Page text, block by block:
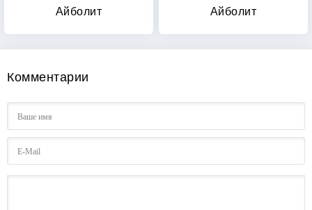
Айболит Айболит
Комментарии